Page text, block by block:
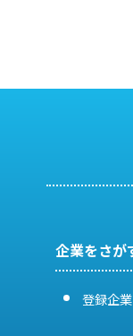
企業をさが
登録企業